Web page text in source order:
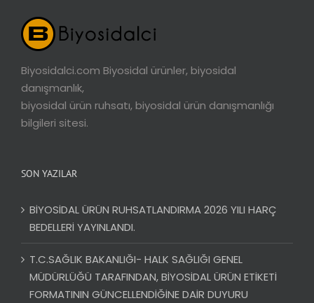
Biyosidalci.com Biyosidal ürünler, biyosidal
danışmanlık,
biyosidal ürün ruhsatı, biyosidal ürün danışmanlığı
bilgileri sitesi.
SON YAZILAR
BİYOSİDAL ÜRÜN RUHSATLANDIRMA 2026 YILI HARÇ
BEDELLERİ YAYINLANDI.
T.C.SAĞLIK BAKANLIĞI- HALK SAĞLIĞI GENEL
MÜDÜRLÜĞÜ TARAFINDAN, BİYOSİDAL ÜRÜN ETİKETİ
FORMATININ GÜNCELLENDİĞİNE DAİR DUYURU